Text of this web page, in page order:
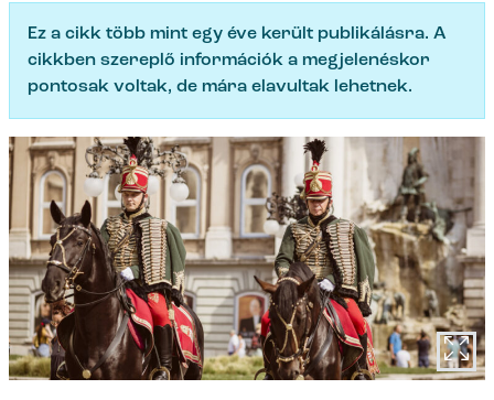
Ez a cikk több mint egy éve került publikálásra. A
cikkben szereplő információk a megjelenéskor
pontosak voltak, de mára elavultak lehetnek.